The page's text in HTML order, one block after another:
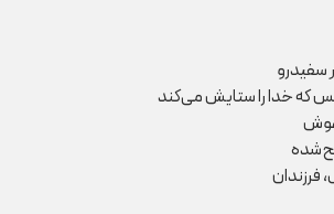
سفیدرو
که خدا را ستایش می‌کند
فرزندان